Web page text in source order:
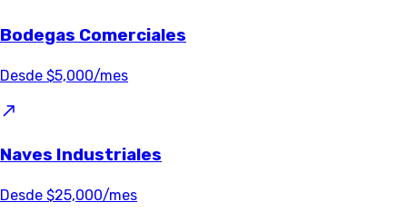
Bodegas Comerciales
Desde $5,000/mes
Naves Industriales
Desde $25,000/mes